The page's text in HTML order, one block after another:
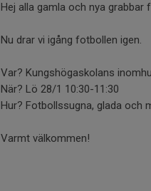
Hej alla gamla och nya grabbar
Nu drar vi igång fotbollen igen.
Var? Kungshögaskolans
När? Lö 28/1 10:30-11:30
Hur? Fotbollssugna, glada och
Varmt välkommen!